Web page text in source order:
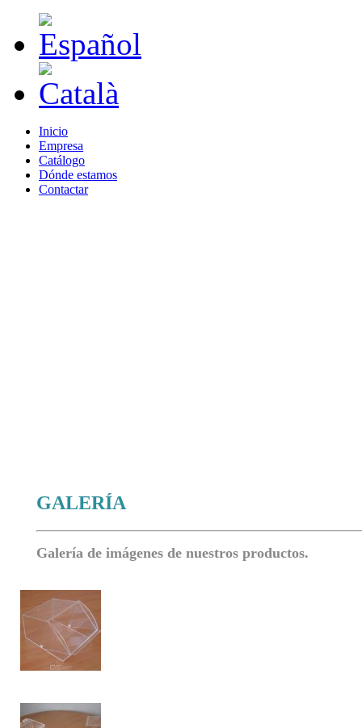
Inicio
Empresa
Catálogo
Dónde estamos
Contactar
GALERÍA
Galería de imágenes de nuestros productos.